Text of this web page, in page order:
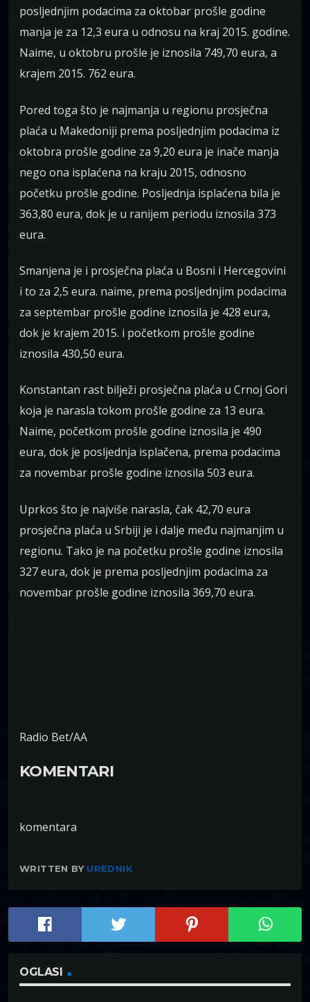
posljednjim podacima za oktobar prošle godine
manja je za 12,3 eura u odnosu na kraj 2015. godine.
Naime, u oktobru prošle je iznosila 749,70 eura, a
krajem 2015. 762 eura.
Pored toga što je najmanja u regionu prosječna
plaća u Makedoniji prema posljednjim podacima iz
oktobra prošle godine za 9,20 eura je inače manja
nego ona isplaćena na kraju 2015, odnosno
početku prošle godine. Posljednja isplaćena bila je
363,80 eura, dok je u ranijem periodu iznosila 373
eura.
Smanjena je i prosječna plaća u Bosni i Hercegovini
i to za 2,5 eura. naime, prema posljednjim podacima
za septembar prošle godine iznosila je 428 eura,
dok je krajem 2015. i početkom prošle godine
iznosila 430,50 eura.
Konstantan rast bilježi prosječna plaća u Crnoj Gori
koja je narasla tokom prošle godine za 13 eura.
Naime, početkom prošle godine iznosila je 490
eura, dok je posljednja isplačena, prema podacima
za novembar prošle godine iznosila 503 eura.
Uprkos što je najviše narasla, čak 42,70 eura
prosječna plaća u Srbiji je i dalje među najmanjim u
regionu. Tako je na početku prošle godine iznosila
327 eura, dok je prema posljednjim podacima za
novembar prošle godine iznosila 369,70 eura.
Radio Bet/AA
KOMENTARI
komentara
WRITTEN BY UREDNIK
OGLASI